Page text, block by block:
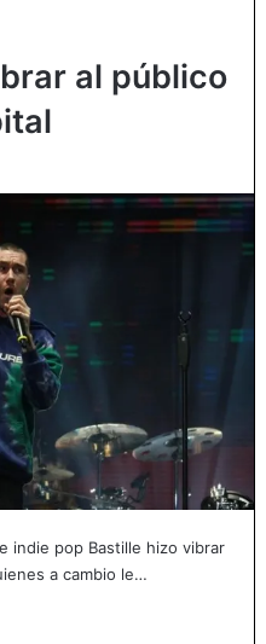
al público
indie pop Bastille hizo vibrar
a cambio le…